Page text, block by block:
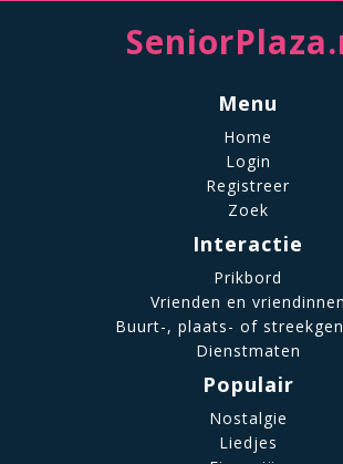
Menu
Home
Login
Registreer
Zoek
Interactie
Prikbord
Vrienden en vriendinnen
Buurt-, plaats- of
Dienstmaten
Populair
Nostalgie
Liedjes